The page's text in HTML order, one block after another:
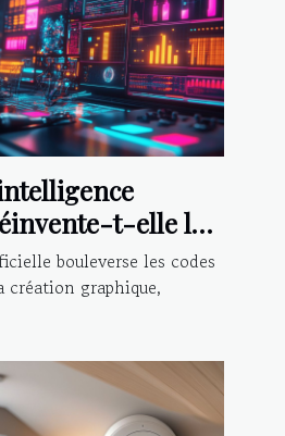
t-elle la
?
bouleverse les codes
graphique,